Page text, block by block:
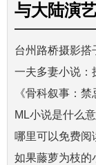
与大陆演
台州路桥摄影搭
一夫多妻小说：
《骨科叙事：
ML小说是什么
哪里可以免费阅
如果藤萝为枝的